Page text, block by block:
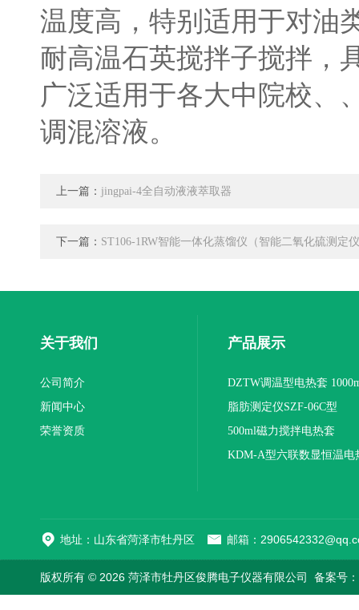
温度高，特别适用于对油
耐高温石英搅拌子搅拌，
广泛适用于各大中院校、
调混溶液。
上一篇： jingpai-4全自动液液萃取器
下一篇： ST106-1RW智能一体化蒸馏仪（智能二氧化硫测定
关于我们
公司简介
新闻中心
荣誉资质
产品展示
DZTW调温型电热套
联
脂肪测定仪SZF-06C型
500ml磁力搅拌电热套
KDM-A型六联数显恒温电
地址：山东省菏泽市牡丹区 邮箱：
版权所有 © 2026 菏泽市牡丹区俊腾电子仪器有限公司 备案号